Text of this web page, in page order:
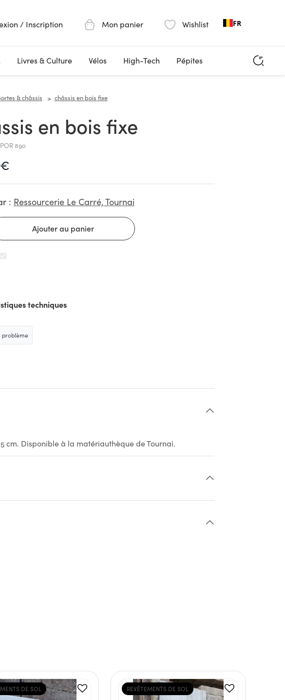
/ Inscription Mon panier Wishlist FR
Livres & Culture Vélos High-Tech Pépites
& châssis châssis en bois fixe
en bois fixe
890
: Ressourcerie Le Carré, Tournai
techniques
problème
cm. Disponible à la matériauthèque de Tournai.
DE SOL REVÊTEMENTS DE SOL